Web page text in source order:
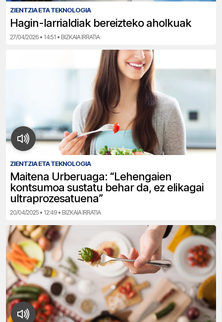
ZIENTZIA ETA TEKNOLOGIA
Hagin-larrialdiak bereizteko aholkuak
27/04/2026 • 14:51 • BIZKAIA IRRATIA
ZIENTZIA ETA TEKNOLOGIA
Maitena Urberuaga: “Lehengaien
kontsumoa sustatu behar da, ez elikagai
ultraprozesatuena”
20/04/2025 • 12:49 • BIZKAIA IRRATIA